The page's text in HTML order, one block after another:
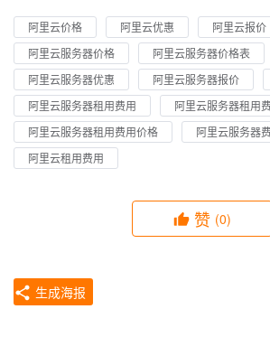
阿里云价格 阿里云优惠
阿里云报价
阿里云服务器价格
阿里云服务器价格表
阿里云服务器优惠
阿里云服务器报价
阿里云服务器租用费用
阿里云服务器租用
阿里云服务器租用费用价格
阿里云服务器
阿里云租用费用
赞 (0)
生成海报